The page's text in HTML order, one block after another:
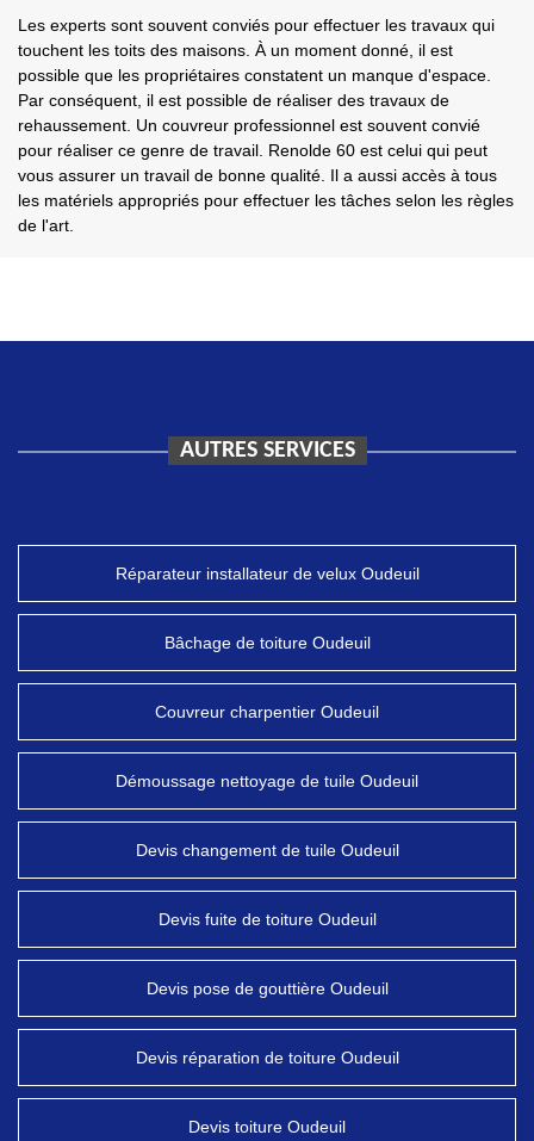
Les experts sont souvent conviés pour effectuer les travaux qui
touchent les toits des maisons. À un moment donné, il est
possible que les propriétaires constatent un manque d'espace.
Par conséquent, il est possible de réaliser des travaux de
rehaussement. Un couvreur professionnel est souvent convié
pour réaliser ce genre de travail. Renolde 60 est celui qui peut
vous assurer un travail de bonne qualité. Il a aussi accès à tous
les matériels appropriés pour effectuer les tâches selon les règles
de l'art.
AUTRES SERVICES
Réparateur installateur de velux Oudeuil
Bâchage de toiture Oudeuil
Couvreur charpentier Oudeuil
Démoussage nettoyage de tuile Oudeuil
Devis changement de tuile Oudeuil
Devis fuite de toiture Oudeuil
Devis pose de gouttière Oudeuil
Devis réparation de toiture Oudeuil
Devis toiture Oudeuil